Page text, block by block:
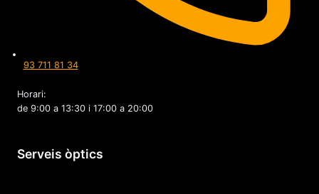
93 711 81 34
Horari:
de 9:00 a 13:30 i 17:00 a 20:00
Serveis òptics